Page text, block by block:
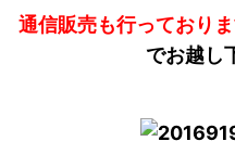
通信販売も行っておりま
でお越し